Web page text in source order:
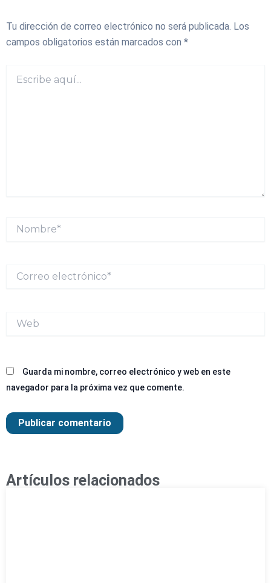
Tu dirección de correo electrónico no será publicada. Los
campos obligatorios están marcados con *
aquí...
Nombre*
electrónico*
Guarda mi nombre, correo electrónico y web en este
navegador para la próxima vez que comente.
Artículos relacionados